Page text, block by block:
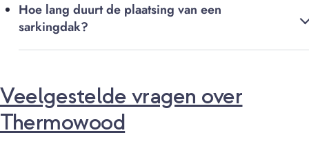
Hoe lang duurt de plaatsing van een
sarkingdak?
Veelgestelde vragen over
Thermowood